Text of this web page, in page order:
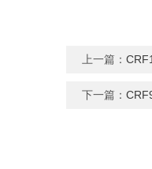
上一篇：
下一篇：